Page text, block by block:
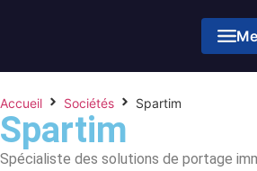
Accueil Sociétés Spartim
Spartim
Spécialiste des solutions de portage